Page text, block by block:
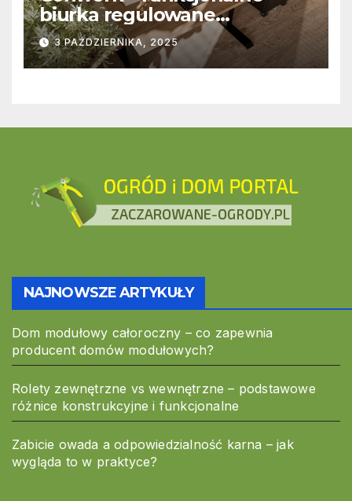
biurka regulowane
stworzone z myślą o
nowoczesnych
przestrzeniach pracy
3 PAŹDZIERNIKA, 2025
NAJNOWSZE ARTYKUŁY
Dom modułowy całoroczny – co zapewnia
producent domów modułowych?
Rolety zewnętrzne vs wewnętrzne – podstawowe
różnice konstrukcyjne i funkcjonalne
Zabicie owada a odpowiedzialność karna – jak
wygląda to w praktyce?